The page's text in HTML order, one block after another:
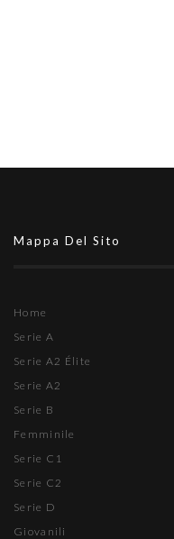
Mappa Del Sito
Home
Serie A
Serie A2 Élite
Serie A2
Serie B
Femminile
Serie C1
Serie C2
Serie D
Giovanili